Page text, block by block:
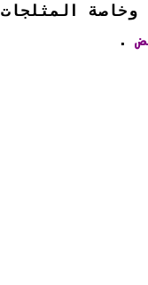
المثلجات
.